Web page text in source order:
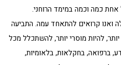
אחת כמה וכמה במימד הרוחני.
ואנו קרואים להתאחד עמה. התביעה
להיות מוסרי יותר, להשתכלל מכל
ברפואה, בחקלאות, בלאומיות,